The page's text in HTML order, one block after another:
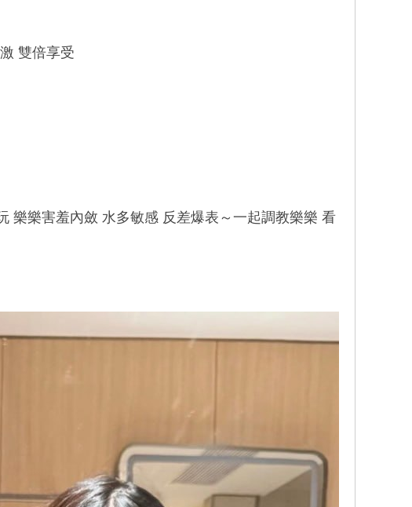
雙倍享受
樂樂害羞內斂 水多敏感 反差爆表～一起調教樂樂 看